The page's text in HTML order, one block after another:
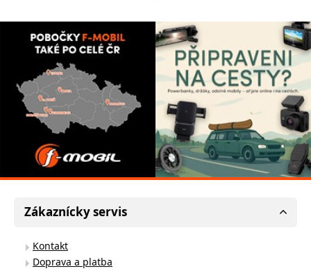
Zákaznícky servis
Kontakt
Doprava a platba